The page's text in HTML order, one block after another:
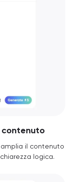
il contenuto
logica.